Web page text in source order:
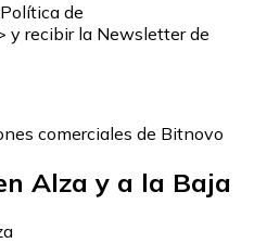
de
y recibir la Newsletter de
comerciales de Bitnovo
Alza y a la Baja